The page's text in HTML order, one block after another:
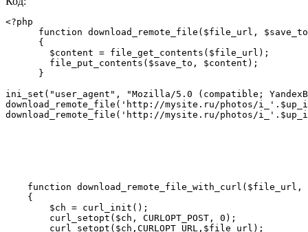
<?php
function download_remote_file($file_url,
      {
        $content = file_get_contents($file_url);
        file_put_contents($save_to, $content);
      }
ini_set("user_agent", "Mozilla/5.0 (compatible;
download_remote_file('http://mysite.ru/photos/
download_remote_file('http://mysite.ru/photos/
function download_remote_file_with_curl($file_url,
    {
        $ch = curl_init();
        curl_setopt($ch, CURLOPT_POST, 0);
        curl_setopt($ch,CURLOPT_URL,$file_url);